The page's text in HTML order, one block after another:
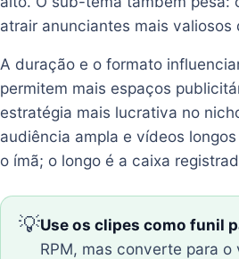
atrair anunciantes mais
A duração e o formato
permitem mais espaços
estratégia mais lucrativa no
audiência ampla e vídeos
o ímã; o longo é a caixa
💡Use os clipes como funil
RPM, mas converte para